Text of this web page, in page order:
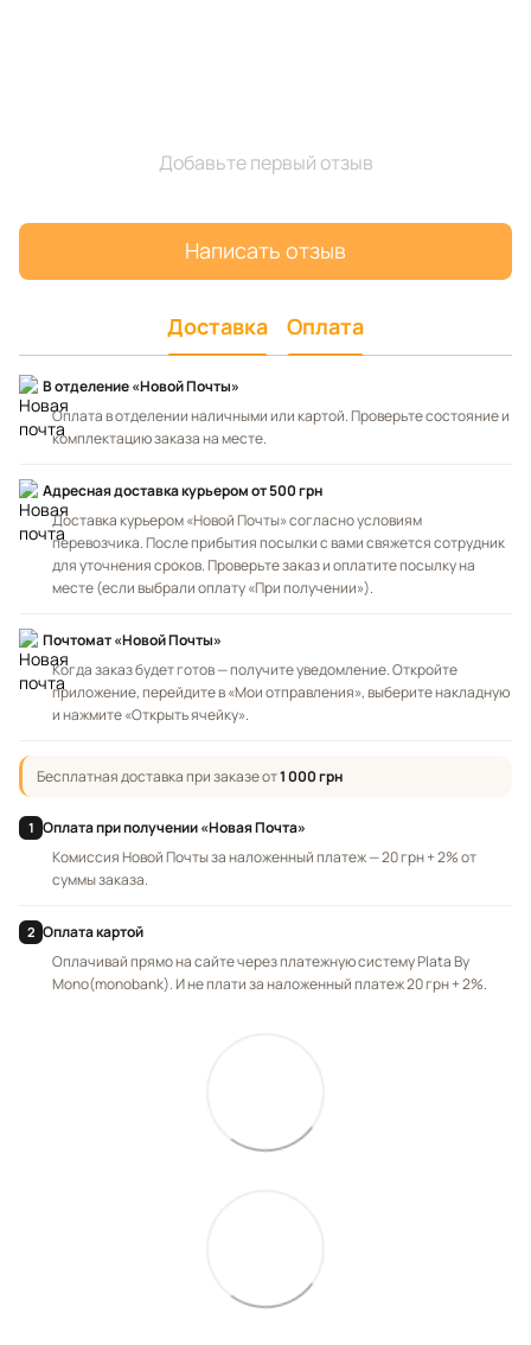
Добавьте первый отзыв
Написать отзыв
Доставка Оплата
В отделение «Новой Почты»
Оплата в отделении наличными или картой. Проверьте состояние и
комплектацию заказа на месте.
Адресная доставка курьеромот 500 грн
Доставка курьером «Новой Почты» согласно условиям
перевозчика. После прибытия посылки с вами свяжется сотрудник
для уточнения сроков. Проверьте заказ и оплатите посылку на
месте (если выбрали оплату «При получении»).
Почтомат «Новой Почты»
Когда заказ будет готов — получите уведомление. Откройте
приложение, перейдите в «Мои отправления», выберите накладную
и нажмите «Открыть ячейку».
Бесплатная доставка при заказе от1 000 грн
1 Оплата при получении «Новая Почта»
Комиссия Новой Почты за наложенный платеж — 20 грн + 2% от
суммы заказа.
2 Оплата картой
Оплачивай прямо на сайте через платежную систему Plata By
Mono(monobank). И не плати за наложенный платеж 20 грн + 2%.